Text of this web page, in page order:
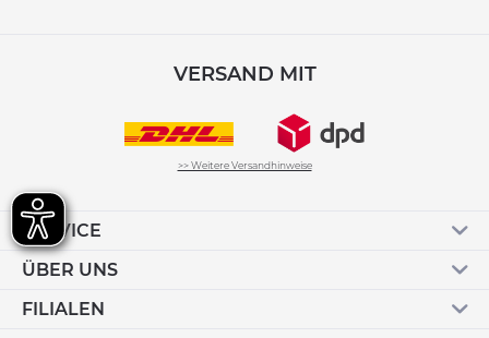
VERSAND MIT
>> Weitere Versandhinweise
SERVICE
ÜBER UNS
FILIALEN